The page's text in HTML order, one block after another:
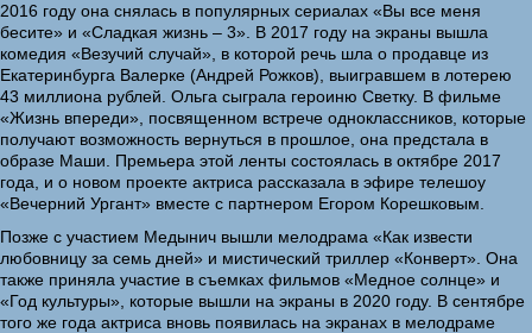
2016 году она снялась в популярных сериалах «Вы все меня
бесите» и «Сладкая жизнь – 3». В 2017 году на экраны вышла
комедия «Везучий случай», в которой речь шла о продавце из
Екатеринбурга Валерке (Андрей Рожков), выигравшем в лотерею
43 миллиона рублей. Ольга сыграла героиню Светку. В фильме
«Жизнь впереди», посвященном встрече одноклассников, которые
получают возможность вернуться в прошлое, она предстала в
образе Маши. Премьера этой ленты состоялась в октябре 2017
года, и о новом проекте актриса рассказала в эфире телешоу
«Вечерний Ургант» вместе с партнером Егором Корешковым.
Позже с участием Медынич вышли мелодрама «Как извести
любовницу за семь дней» и мистический триллер «Конверт». Она
также приняла участие в съемках фильмов «Медное солнце» и
«Год культуры», которые вышли на экраны в 2020 году. В сентябре
того же года актриса вновь появилась на экранах в мелодраме